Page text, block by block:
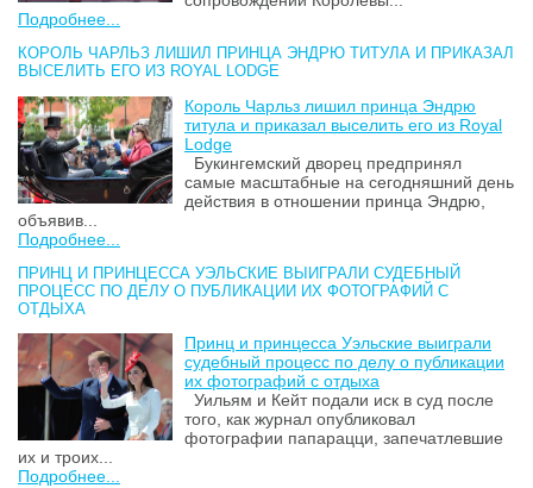
Подробнее...
КОРОЛЬ ЧАРЛЬЗ ЛИШИЛ ПРИНЦА ЭНДРЮ ТИТУЛА И ПРИКАЗАЛ
ВЫСЕЛИТЬ ЕГО ИЗ ROYAL LODGE
Король Чарльз лишил принца Эндрю
титула и приказал выселить его из Royal
Lodge
Букингемский дворец предпринял
самые масштабные на сегодняшний день
действия в отношении принца Эндрю,
объявив...
Подробнее...
ПРИНЦ И ПРИНЦЕССА УЭЛЬСКИЕ ВЫИГРАЛИ СУДЕБНЫЙ
ПРОЦЕСС ПО ДЕЛУ О ПУБЛИКАЦИИ ИХ ФОТОГРАФИЙ С
ОТДЫХА
Принц и принцесса Уэльские выиграли
судебный процесс по делу о публикации
их фотографий с отдыха
Уильям и Кейт подали иск в суд после
того, как журнал опубликовал
фотографии папарацци, запечатлевшие
их и троих...
Подробнее...